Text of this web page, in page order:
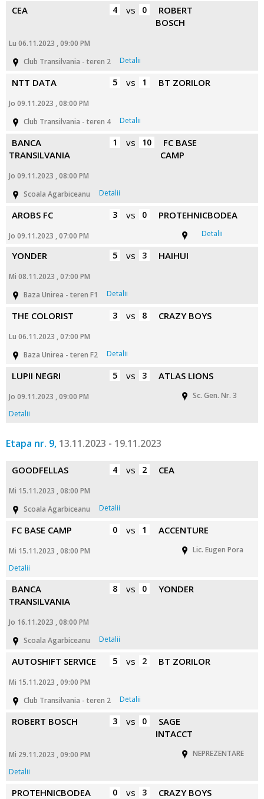
CEA 4 vs 0
ROBERT
BOSCH
Lu 06.11.2023 , 09:00 PM
Club Transilvania - teren 2
Detalii
NTT DATA 5 vs 1 BT ZORILOR
Jo 09.11.2023 , 08:00 PM
Club Transilvania - teren 4
Detalii
BANCA
TRANSILVANIA
1 vs 10
FC BASE
CAMP
Jo 09.11.2023 , 08:00 PM
Scoala Agarbiceanu
Detalii
AROBS FC 3 vs 0 PROTEHNICBODEA
Jo 09.11.2023 , 07:00 PM Detalii
YONDER 5 vs 3 HAIHUI
Mi 08.11.2023 , 07:00 PM
Baza Unirea - teren F1
Detalii
THE COLORIST 3 vs 8 CRAZY BOYS
Lu 06.11.2023 , 07:00 PM
Baza Unirea - teren F2
Detalii
LUPII NEGRI 5 vs 3 ATLAS LIONS
Jo 09.11.2023 , 09:00 PM
Sc. Gen. Nr. 3
Detalii
Etapa nr. 9, 13.11.2023 - 19.11.2023
GOODFELLAS 4 vs 2 CEA
Mi 15.11.2023 , 08:00 PM
Scoala Agarbiceanu
Detalii
FC BASE CAMP 0 vs 1 ACCENTURE
Mi 15.11.2023 , 08:00 PM
Lic. Eugen Pora
Detalii
BANCA
TRANSILVANIA
8 vs 0 YONDER
Jo 16.11.2023 , 08:00 PM
Scoala Agarbiceanu
Detalii
AUTOSHIFT SERVICE 5 vs 2 BT ZORILOR
Mi 15.11.2023 , 09:00 PM
Club Transilvania - teren 2
Detalii
ROBERT BOSCH 3 vs 0
SAGE
INTACCT
Mi 29.11.2023 , 09:00 PM
NEPREZENTARE
Detalii
PROTEHNICBODEA 0 vs 3 CRAZY BOYS